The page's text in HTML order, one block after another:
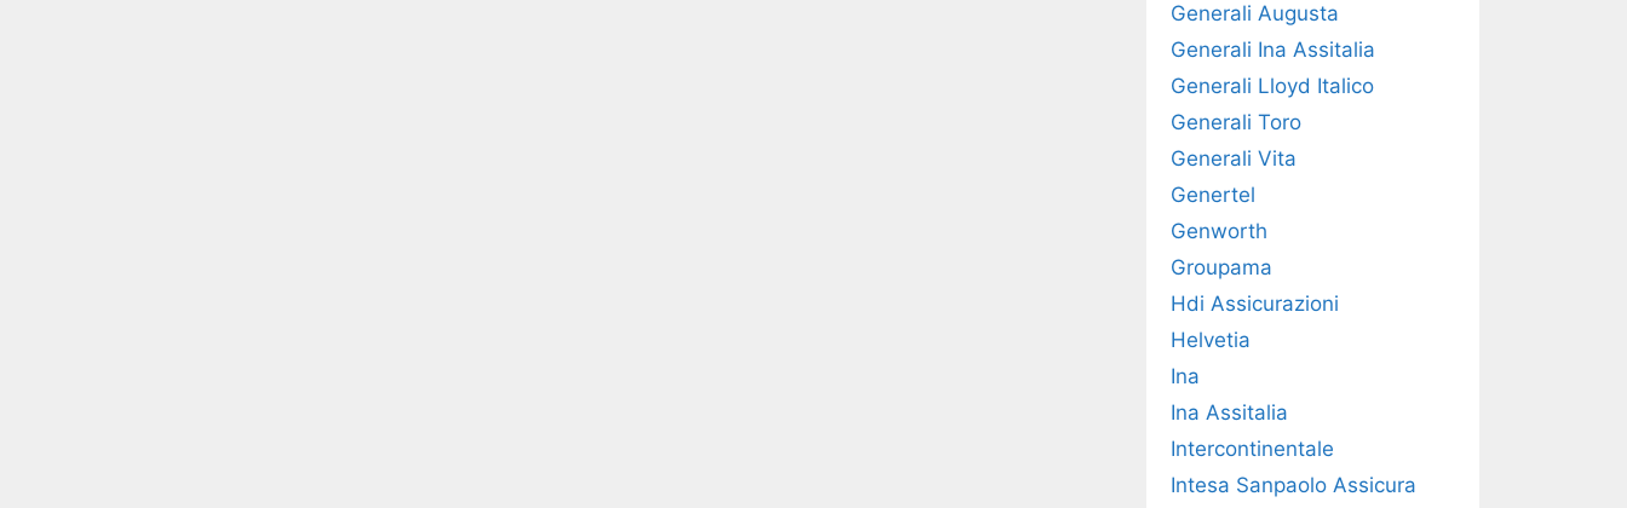
Generali Augusta
Generali Ina Assitalia
Generali Lloyd Italico
Generali Toro
Generali Vita
Genertel
Genworth
Groupama
Hdi Assicurazioni
Helvetia
Ina
Ina Assitalia
Intercontinentale
Intesa Sanpaolo Assicura